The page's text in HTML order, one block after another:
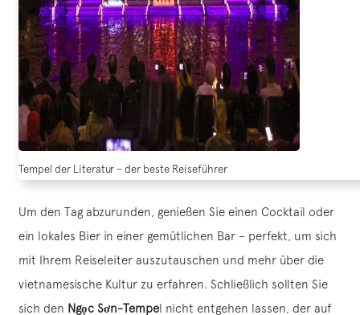
Tempel der Literatur – der beste Reiseführer
Um den Tag abzurunden, genießen Sie einen Cocktail oder
ein lokales Bier in einer gemütlichen Bar – perfekt, um sich
mit Ihrem Reiseleiter auszutauschen und mehr über die
vietnamesische Kultur zu erfahren. Schließlich sollten Sie
sich den Ngọc Sơn-Tempel nicht entgehen lassen, der auf